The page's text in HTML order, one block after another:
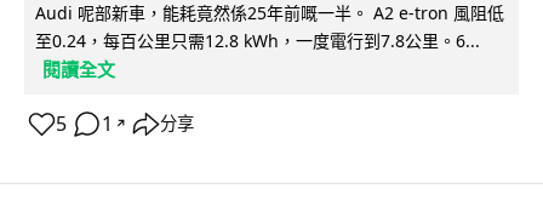
Audi 呢部新車，能耗竟然係25年前嘅一半。 A2 e-tron 風阻低
至0.24，每百公里只需12.8 kWh，一度電行到7.8公里。6...
閱讀全文
5 1 ↗ 分享